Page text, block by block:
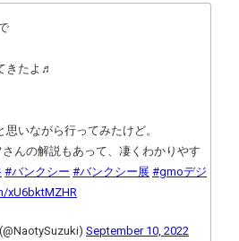
きたよ♬
いながら行ってみたけど。
んの解説もあって、凄くわかりやす
#バンクシー #バンクシー展 #gmoデジ
xU6bktMZHR
September 10, 2022